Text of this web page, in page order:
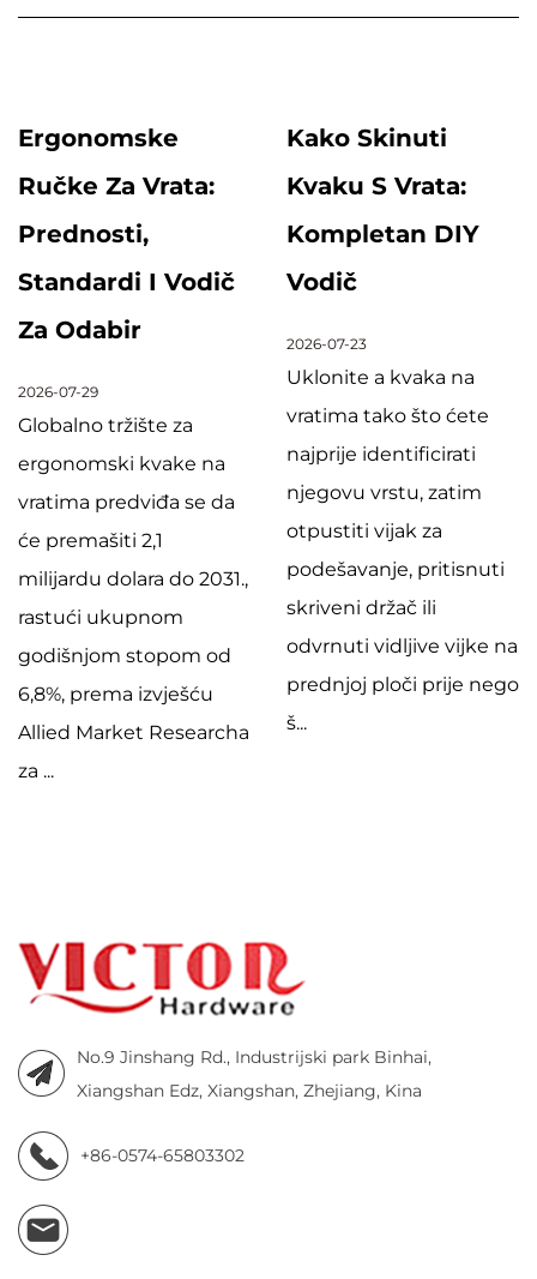
Ergonomske
Ručke Za Vrata:
Prednosti,
Standardi I Vodič
Za Odabir
2026-07-29
Globalno tržište za
ergonomski kvake na
vratima predviđa se da
će premašiti 2,1
milijardu dolara do 2031.,
rastući ukupnom
godišnjom stopom od
6,8%, prema izvješću
Allied Market Researcha
za ...
Kako Skinuti
Kvaku S Vrata:
Kompletan DIY
Vodič
2026-07-23
Uklonite a kvaka na
vratima tako što ćete
najprije identificirati
njegovu vrstu, zatim
otpustiti vijak za
podešavanje, pritisnuti
skriveni držač ili
odvrnuti vidljive vijke na
prednjoj ploči prije nego
š...
No.9 Jinshang Rd., Industrijski park Binhai,
Xiangshan Edz, Xiangshan, Zhejiang, Kina
+86-0574-65803302